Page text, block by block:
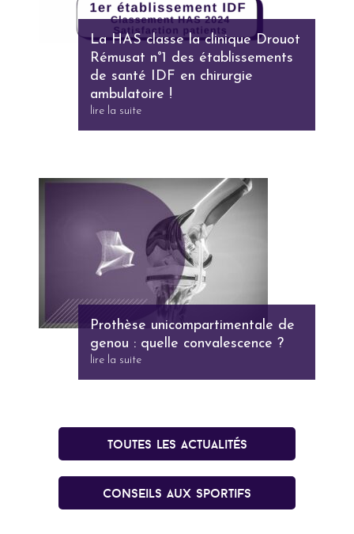
La HAS classe la clinique Drouot
Rémusat n°1 des établissements
de santé IDF en chirurgie
ambulatoire !
lire la suite
Prothèse unicompartimentale de
genou : quelle convalescence ?
lire la suite
Toutes les actualités
conseils aux sportifs